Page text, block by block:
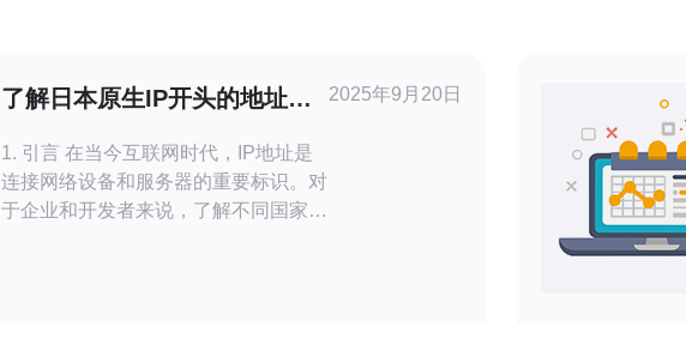
了解日本原生IP开头的地址格
1. 引言 在当今互联网时代，IP地址是
连接网络设备和服务器的重要标识。对
于企业和开发者来说，了解不同国家和
2025年9月20日